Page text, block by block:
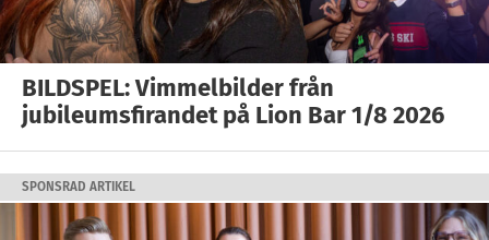
BILDSPEL: Vimmelbilder från
jubileumsfirandet på Lion Bar 1/8 2026
SPONSRAD ARTIKEL